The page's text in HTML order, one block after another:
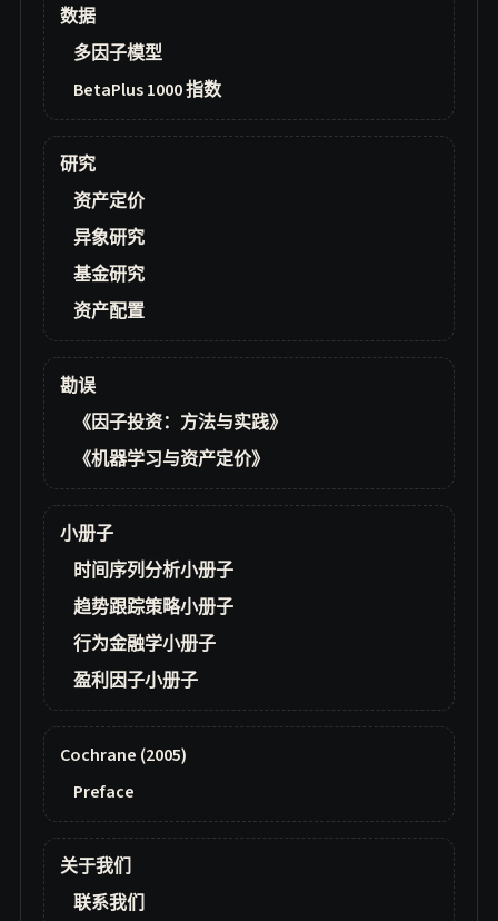
数据
多因子模型
BetaPlus 1000 指数
研究
资产定价
异象研究
基金研究
资产配置
勘误
《因子投资：方法与实践》
《机器学习与资产定价》
小册子
时间序列分析小册子
趋势跟踪策略小册子
行为金融学小册子
盈利因子小册子
Cochrane (2005)
Preface
关于我们
联系我们